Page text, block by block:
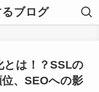
ブログ
とは！？SSLの
、SEOへの影